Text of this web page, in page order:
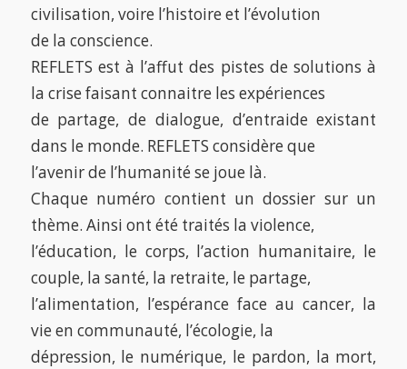
civilisation, voire l’histoire et l’évolution
de la conscience.
REFLETS est à l’affut des pistes de solutions à
la crise faisant connaitre les expériences
de partage, de dialogue, d’entraide existant
dans le monde. REFLETS considère que
l’avenir de l’humanité se joue là.
Chaque numéro contient un dossier sur un
thème. Ainsi ont été traités la violence,
l’éducation, le corps, l’action humanitaire, le
couple, la santé, la retraite, le partage,
l’alimentation, l’espérance face au cancer, la
vie en communauté, l’écologie, la
dépression, le numérique, le pardon, la mort,